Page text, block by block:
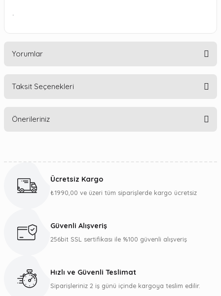
.
Yorumlar
Taksit Seçenekleri
Önerileriniz
Görüş ve önerileriniz için teşekkür ederiz.
Ürün bilgilerinde hatalar bulunuyor.
Ücretsiz Kargo
₺1990,00 ve üzeri tüm siparişlerde kargo ücretsiz
Güvenli Alışveriş
256bit SSL sertifikası ile %100 güvenli alışveriş
Hızlı ve Güvenli Teslimat
Siparişleriniz 2 iş günü içinde kargoya teslim edilir.